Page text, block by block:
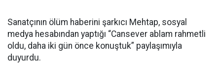
Sanatçının ölüm haberini şarkıcı Mehtap, sosyal
medya hesabından yaptığı “Cansever ablam rahmetli
oldu, daha iki gün önce konuştuk” paylaşımıyla
duyurdu.